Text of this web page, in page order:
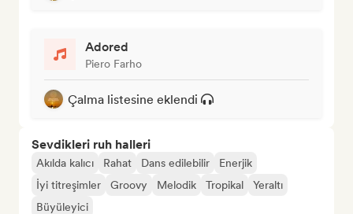
Adored
Piero Farho
Çalma listesine eklendi
Sevdikleri ruh halleri
Akılda kalıcı Rahat Dans edilebilir
Enerjik
İyi titreşimler
Groovy Melodik Tropikal
Yeraltı
Büyüleyici